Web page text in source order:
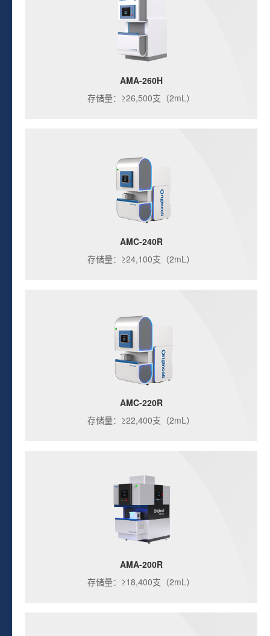
AMA-260H
存储量：≥26,500支（2mL）
AMC-240R
存储量：≥24,100支（2mL）
AMC-220R
存储量：≥22,400支（2mL）
AMA-200R
存储量：≥18,400支（2mL）